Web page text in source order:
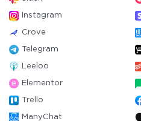
Instagram
Crove
Telegram
Leeloo
Elementor
Trello
ManyChat